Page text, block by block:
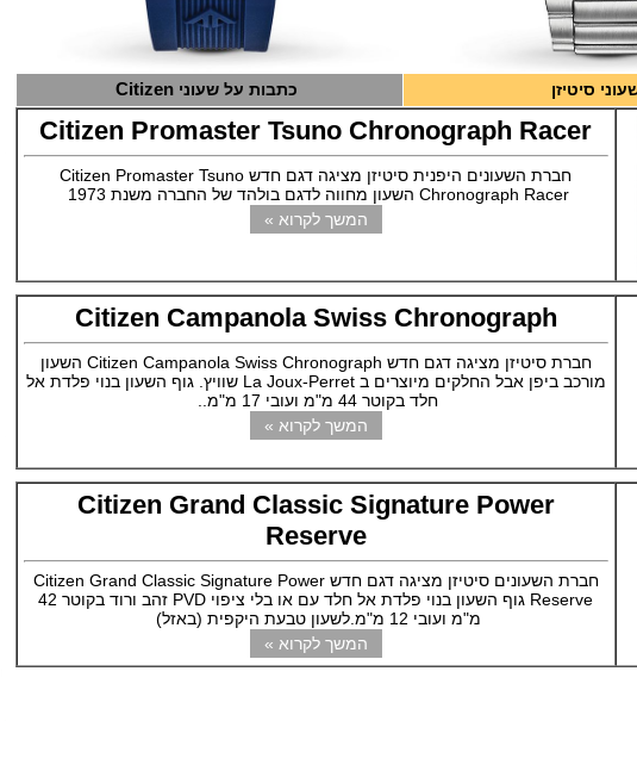
סיטיזן כתבות על שעוני Citizen
Citizen Promaster Tsuno Chronograph Racer
חברת השעונים היפנית סיטיזן מציגה דגם חדש Citizen Promaster Tsuno
Chronograph Racer השעון מחווה לדגם בולהד של החברה משנת 1973
המשך לקרוא »
Citizen Campanola Swiss Chronograph
חברת סיטיזן מציגה דגם חדש Citizen Campanola Swiss Chronograph השעון
מורכב ביפן אבל החלקים מיוצרים ב La Joux-Perret שוויץ. גוף השעון בנוי פלדת אל
חלד בקוטר 44 מ"מ ועובי 17 מ"מ..
המשך לקרוא »
Citizen Grand Classic Signature Power
Reserve
חברת השעונים סיטיזן מציגה דגם חדש Citizen Grand Classic Signature Power
Reserve גוף השעון בנוי פלדת אל חלד עם או בלי ציפוי PVD זהב ורוד בקוטר 42
מ"מ ועובי 12 מ"מ.לשעון טבעת היקפית (באזל)
המשך לקרוא »